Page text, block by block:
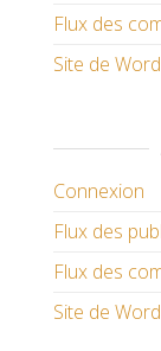
Flux des
Site de
Connexion
Flux des
Flux des
Site de